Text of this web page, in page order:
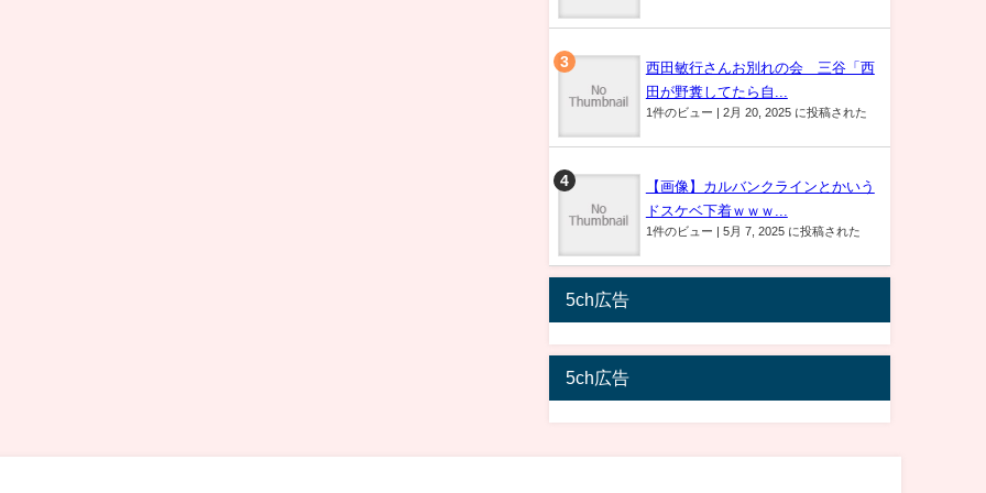
西田敏行さんお別れの会 三谷「西
田が野糞してたら自...
1件のビュー | 2月 20, 2025 に投稿された
【画像】カルバンクラインとかいう
ドスケベ下着ｗｗｗ...
1件のビュー | 5月 7, 2025 に投稿された
5ch広告
5ch広告